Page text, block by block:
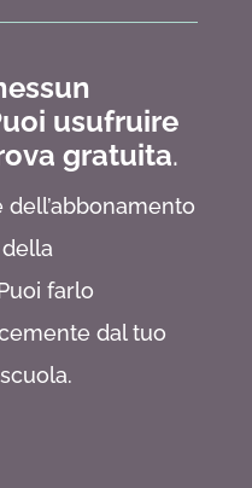
usufruire
gratuita.
dell’abbonamento
farlo
dal tuo